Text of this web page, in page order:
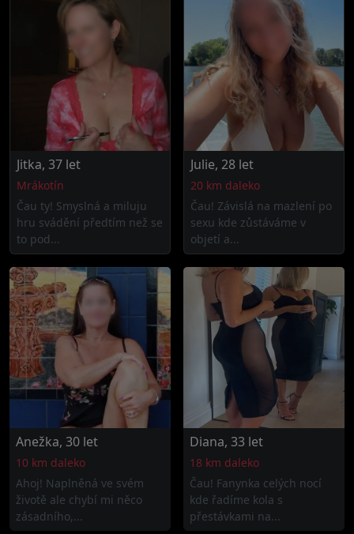
Jitka, 37 let
Mrákotín
Čau ty! Smyslná a miluju
hru svádění předtím než se
to pod...
Julie, 28 let
20 km daleko
Čau! Závislá na mazlení po
sexu kde zůstáváme v
objetí a...
Anežka, 30 let
10 km daleko
Ahoj! Naplněná ve svém
životě ale chybí mi něco
zásadního,...
Diana, 33 let
18 km daleko
Čau! Fanynka celých nocí
kde řadíme kola s
přestávkami na...